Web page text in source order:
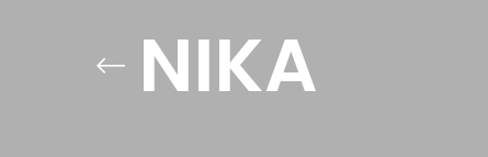
NIKA